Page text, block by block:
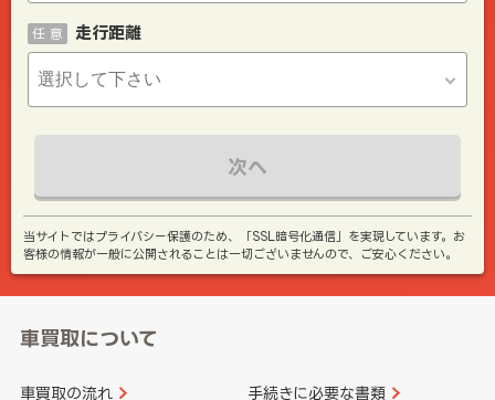
走行距離
任 意
次へ
当サイトではプライバシー保護のため、「SSL暗号化通信」を実現しています。お
客様の情報が一般に公開されることは一切ございませんので、ご安心ください。
車買取について
車買取の流れ 手続きに必要な書類